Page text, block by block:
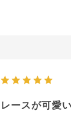
レースが可愛い